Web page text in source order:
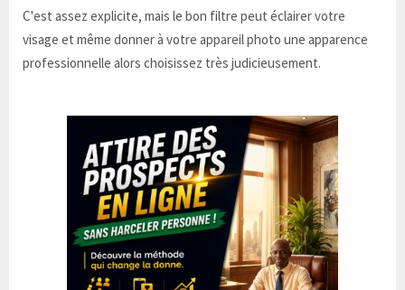
C'est assez explicite, mais le bon filtre peut éclairer votre
visage et même donner à votre appareil photo une apparence
professionnelle alors choisissez très judicieusement.